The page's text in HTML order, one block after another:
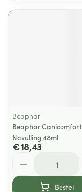
Beaphar
Beaphar Canicomfort
Navulling 48ml
€ 18,43
Bestel